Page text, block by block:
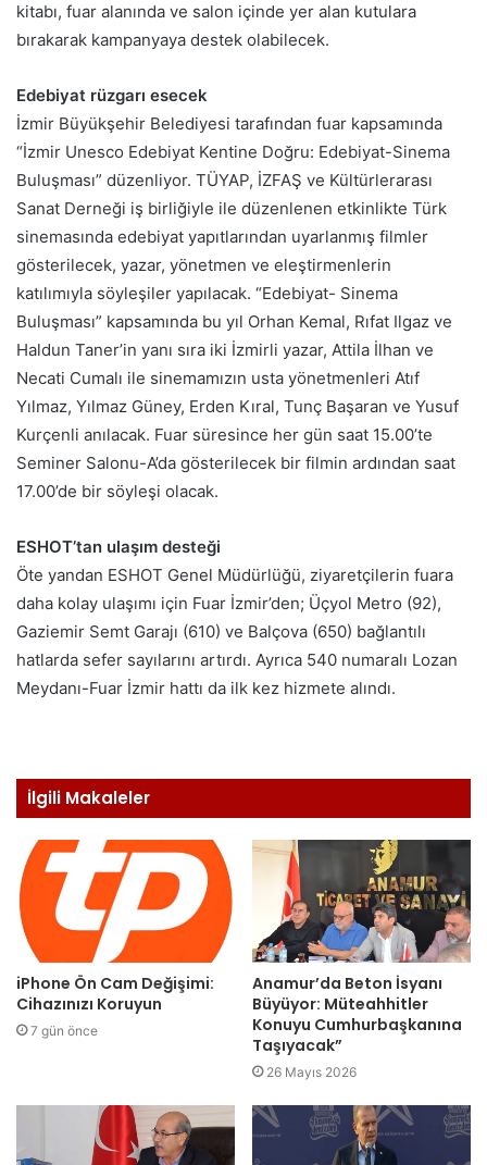
kitabı, fuar alanında ve salon içinde yer alan kutulara
bırakarak kampanyaya destek olabilecek.
Edebiyat rüzgarı esecek
İzmir Büyükşehir Belediyesi tarafından fuar kapsamında
“İzmir Unesco Edebiyat Kentine Doğru: Edebiyat-Sinema
Buluşması” düzenliyor. TÜYAP, İZFAŞ ve Kültürlerarası
Sanat Derneği iş birliğiyle ile düzenlenen etkinlikte Türk
sinemasında edebiyat yapıtlarından uyarlanmış filmler
gösterilecek, yazar, yönetmen ve eleştirmenlerin
katılımıyla söyleşiler yapılacak. “Edebiyat- Sinema
Buluşması” kapsamında bu yıl Orhan Kemal, Rıfat Ilgaz ve
Haldun Taner’in yanı sıra iki İzmirli yazar, Attila İlhan ve
Necati Cumalı ile sinemamızın usta yönetmenleri Atıf
Yılmaz, Yılmaz Güney, Erden Kıral, Tunç Başaran ve Yusuf
Kurçenli anılacak. Fuar süresince her gün saat 15.00’te
Seminer Salonu-A’da gösterilecek bir filmin ardından saat
17.00’de bir söyleşi olacak.
ESHOT’tan ulaşım desteği
Öte yandan ESHOT Genel Müdürlüğü, ziyaretçilerin fuara
daha kolay ulaşımı için Fuar İzmir’den; Üçyol Metro (92),
Gaziemir Semt Garajı (610) ve Balçova (650) bağlantılı
hatlarda sefer sayılarını artırdı. Ayrıca 540 numaralı Lozan
Meydanı-Fuar İzmir hattı da ilk kez hizmete alındı.
İlgili Makaleler
iPhone Ön Cam Değişimi:
Cihazınızı Koruyun
7 gün önce
Anamur’da Beton İsyanı
Büyüyor: Müteahhitler
Konuyu Cumhurbaşkanına
Taşıyacak”
26 Mayıs 2026